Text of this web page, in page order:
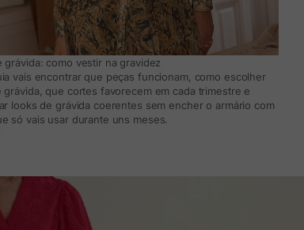
grávida: como vestir na gravidez
vais encontrar que peças funcionam, como escolher
grávida, que cortes favorecem em cada trimestre e
looks de grávida coerentes sem encher o armário com
só vais usar durante uns meses.